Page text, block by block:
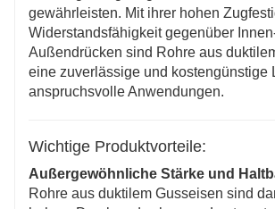
Wassersicherheit gewährleistet ist.
Sphäroguss recycelbar, wodurch
Umweltverschmutzung und
Ressourcenverschwendung reduziert
Nachhaltigkeitsstandards erfüllt werden.
Betriebskosten gespart werden
Die glatte Innenwand verringert den
Wasserwiderstand, sorgt für einen
und minimalen Energieverlust und
gewährleisten. Mit ihrer hohen
Widerstandsfähigkeit gegenüber
Außendrücken sind Rohre aus
eine zuverlässige und kostengünstige
anspruchsvolle Anwendungen.
Wichtige Produktvorteile:
Außergewöhnliche Stärke und
Rohre aus duktilem Gusseisen sind